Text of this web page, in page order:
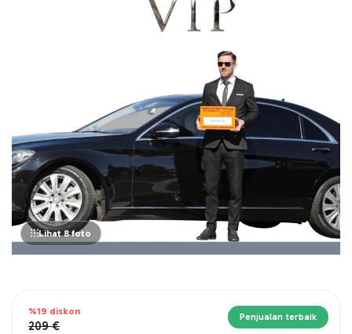
Lihat 8 foto
Penjualan terbaik
%19 diskon
209 €